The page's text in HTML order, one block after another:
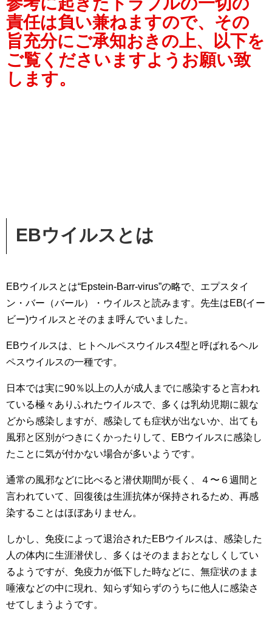
責任は負い兼ねますので、その
旨充分にご承知おきの上、以下を
ご覧くださいますようお願い致
します。
EBウイルスとは
EBウイルスとは“Epstein-Barr-virus”の略で、エプスタイ
ン・バー（バール）・ウイルスと読みます。先生はEB(イー
ビー)ウイルスとそのまま呼んでいました。
EBウイルスは、ヒトヘルペスウイルス4型と呼ばれるヘル
ペスウイルスの一種です。
日本では実に90％以上の人が成人までに感染すると言われ
ている極々ありふれたウイルスで、多くは乳幼児期に親な
どから感染しますが、感染しても症状が出ないか、出ても
風邪と区別がつきにくかったりして、EBウイルスに感染し
たことに気が付かない場合が多いようです。
通常の風邪などに比べると潜伏期間が長く、４〜６週間と
言われていて、回復後は生涯抗体が保持されるため、再感
染することはほぼありません。
しかし、免疫によって退治されたEBウイルスは、感染した
人の体内に生涯潜伏し、多くはそのままおとなしくしてい
るようですが、免疫力が低下した時などに、無症状のまま
唾液などの中に現れ、知らず知らずのうちに他人に感染さ
せてしまうようです。